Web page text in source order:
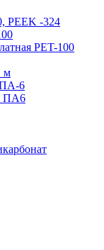
PEEK -324
PET-100
м
ПА-6
ПА6